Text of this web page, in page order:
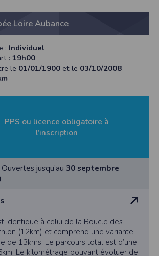
Loire Aubance
: Individuel
: 19h00
le 01/01/1900 et le 03/10/2008
PPS ou licence obligatoire à
l’inscription
Ouvertes jusqu’au 30 septembre
identique à celui de la Boucle des
(12km) et comprend une variante
de 13kms. Le parcours total est d’une
Le kilométrage pouvant évoluer de